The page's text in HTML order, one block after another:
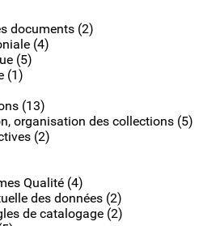
documents (2)
(4)
(5)
(1)
(13)
organisation des collections (5)
(2)
Qualité (4)
des données (2)
de catalogage (2)